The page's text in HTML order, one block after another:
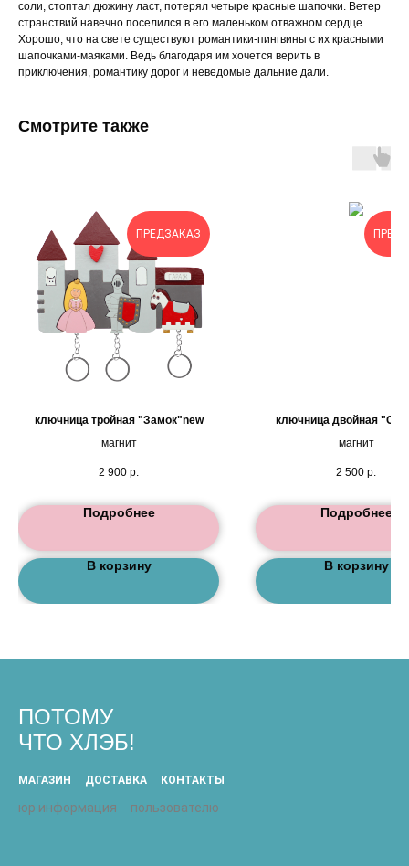
соли, стоптал дюжину ласт, потерял четыре красные шапочки. Ветер
странствий навечно поселился в его маленьком отважном сердце.
Хорошо, что на свете существуют романтики-пингвины с их красными
шапочками-маяками. Ведь благодаря им хочется верить в
приключения, романтику дорог и неведомые дальние дали.
Смотрите также
ПРЕДЗАКАЗ
ключница тройная "Замок"new
магнит
2 900 р.
Подробнее
В корзину
ключница двойная
магнит
2 500 р.
Подробнее
В корзину
ПОТОМУ
ЧТО ХЛЭБ!
МАГАЗИН ДОСТАВКА КОНТАКТЫ
юр информация пользователю